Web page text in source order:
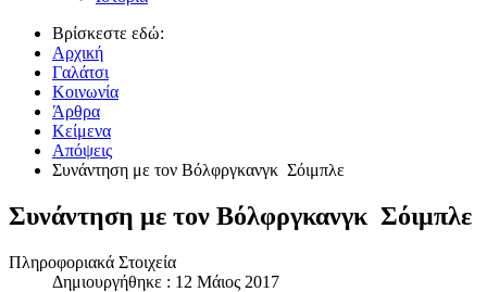
Βρίσκεστε εδώ:
Αρχική
Γαλάτσι
Κοινωνία
Άρθρα
Κείμενα
Απόψεις
Συνάντηση με τον Βόλφργκανγκ Σόιμπλε
Συνάντηση με τον Βόλφργκανγκ Σόιμπλε
Πληροφοριακά Στοιχεία
Δημιουργήθηκε : 12 Μάιος 2017